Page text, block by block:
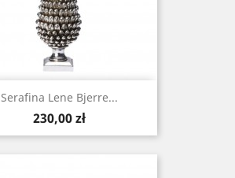
Serafina Lene Bjerre...
Cena
230,00 zł